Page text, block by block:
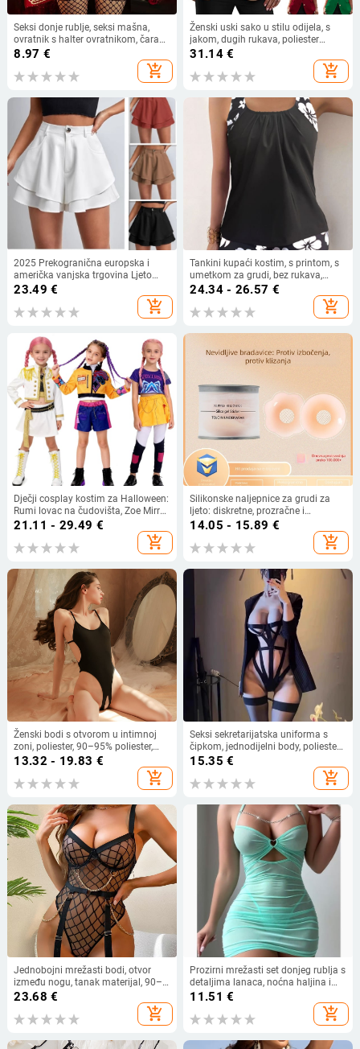
Seksi donje rublje, seksi mašna,
ovratnik s halter ovratnikom, čarape
s tregerima, prozirno jednodijelno
8.97 €
add_shopping_cart
Ženski uski sako u stilu odijela, s
jakom, dugih rukava, poliester
95%+, jesen 2024
31.14€
add_shopping_cart
2025 Prekogranična europska i
američka vanjska trgovina Ljeto
Novi stil Ženske visoke struka
Dvoslojne labave modne ležerne
mikro hlače u jednoj boji
23.49 €
add_shopping_cart
Tankini kupaći kostim, s printom, s
umetkom za grudi, bez rukava,
poliester
24.34 - 26.57 €
add_shopping_cart
Dječji cosplay kostim za Halloween:
Rumi lovac na čudovišta, Zoe Mirra
– ženski lik
21.11 - 29.49 €
add_shopping_cart
Silikonske naljepnice za grudi za
ljeto: diskretne, prozračne i
nevidljive ispod odjeće; pogodne za
plivanje; univerzalne za sve veličine
dojki; dostupne u jednobojnim,
varijantama.
14.05 - 15.89 €
add_shopping_cart
Ženski bodi s otvorom u intimnoj
zoni, poliester, 90–95% poliester,
stilovi rola: mornar i zečić
13.32 - 19.83 €
add_shopping_cart
Seksi sekretarijatska uniforma s
čipkom, jednodijelni body, poliester
90–95%, za žene
15.35 €
add_shopping_cart
Jednobojni mrežasti bodi, otvor
između nogu, tanak materijal, 90–
95% poliestera, gustoća tkanine
23.68 €
add_shopping_cart
Prozirni mrežasti set donjeg rublja s
detaljima lanaca, noćna haljina i
tanga
11.51 €
add_shopping_cart